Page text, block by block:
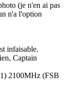
(je n'en ai pas
n'a l'option
infaisable.
Captain
2100MHz (FSB